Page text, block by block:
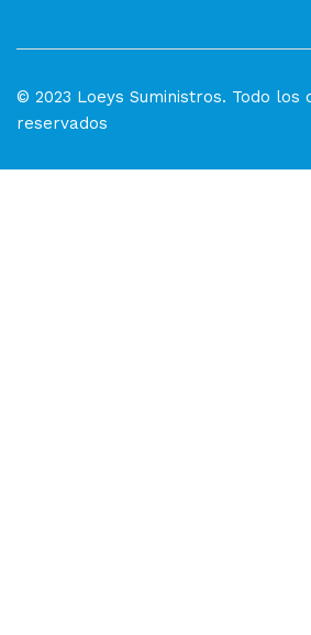
© 2023 Loeys Suministros. Todo los
reservados